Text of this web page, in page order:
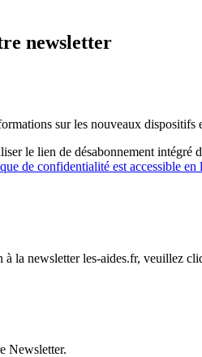
newsletter
sur les nouveaux dispositifs
le lien de désabonnement intégré
de confidentialité est accessible en
la newsletter les-aides.fr, veuillez
Newsletter.